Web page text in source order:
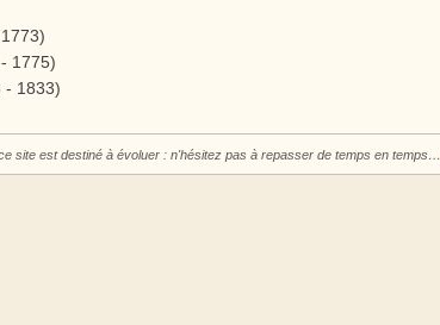
1775)
- 1833)
site est destiné à évoluer : n'hésitez pas à repasser de temps en temps…